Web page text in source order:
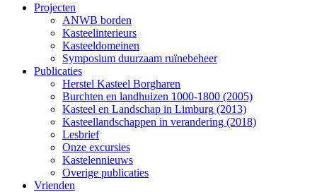
Projecten
ANWB borden
Kasteelinterieurs
Kasteeldomeinen
Symposium duurzaam ruïnebeheer
Publicaties
Herstel Kasteel Borgharen
Burchten en landhuizen 1000-1800 (2005)
Kasteel en Landschap in Limburg (2013)
Kasteellandschappen in verandering (2018)
Lesbrief
Onze excursies
Kastelennieuws
Overige publicaties
Vrienden